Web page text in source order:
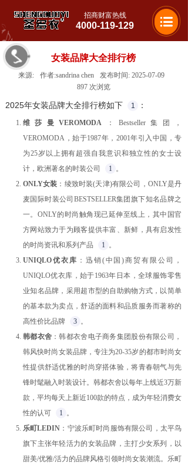
女装品牌大全排行榜
来源: 作者:sandrina chen 发布时间: 2025-07-09
897 次浏览
2025年女装品牌大全排行榜如下 1 ：
维莎曼VEROMODA ：Bestseller集团，
VEROMODA，始于1987年，2001年引入中国，专
为25岁以上拥有超强自我意识和独立性的女士设
计，欧洲著名的时装公司
1 。
ONLY女装 ：绫致时装(天津)有限公司，ONLY是丹
麦国际时装公司BESTSELLER集团旗下知名品牌之
一。ONLY的时尚触角现已延伸至线上，其中国官
方网站致力于为顾客提供丰富、新鲜，具有启发性
的时尚资讯和系列产品
1 。
UNIQLO优衣库 ：迅销(中国)商贸有限公司，
UNIQLO优衣库，始于1963年日本，全球服饰零售
业知名品牌，采用超市型的自助购物方式，以简单
的基本款为卖点，舒适的面料和品质服务而著称的
高性价比品牌
3 。
韩都衣舍 ：韩都衣舍电子商务集团股份有限公司，
韩风快时尚女装品牌，专注为20-35岁的都市时尚女
性提供舒适优雅的时尚穿搭体验，将青春朝气与先
锋时髦融入时装设计。韩都衣舍以每年上线近3万新
款，平均每天上新近100款的特点，成为年轻消费女
性的认可
1 。
乐町LEDIN ：宁波乐町时尚服饰有限公司，太平鸟
旗下主张年轻活力的女装品牌，主打少女系列，以
甜美/优雅/活力的品牌风格引领时尚女装潮流。乐町
招商财富热线
4000-119-129